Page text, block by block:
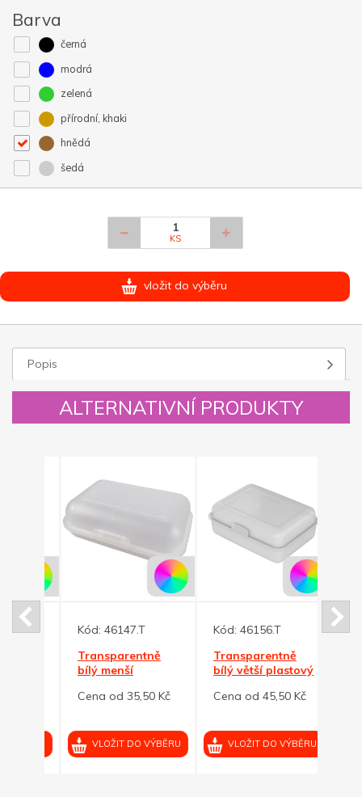
Barva
černá
modrá
zelená
přírodní, khaki
hnědá
šedá
KS
vložit do výběru
Popis
ALTERNATIVNÍ PRODUKTY
Kód:46147.T
Transparentně
bílý menší
svačinky
Cena od 35,50 Kč
VLOŽIT DO VÝBĚRU
Kód:46156.T
Transparentně
bílý větší plastový
Cena od 45,50 Kč
VLOŽIT DO VÝBĚRU
Kód: